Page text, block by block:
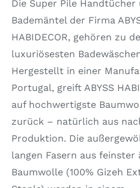
PRODUKTSEITE
GEWÄHLT
WERDEN
Die Super Pile Handtücher
Bademäntel der Firma
HABIDECOR, gehören zu
luxuriösesten
Hergestellt in einer
Portugal, greift ABYSS
auf hochwertigste
zurück – natürlich aus
Produktion. Die
langen Fasern aus feinster
Baumwolle (100% Gizeh